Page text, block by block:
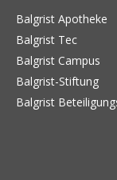
Balgrist Apotheke
Balgrist Tec
Balgrist Campus
Balgrist-Stiftung
Balgrist